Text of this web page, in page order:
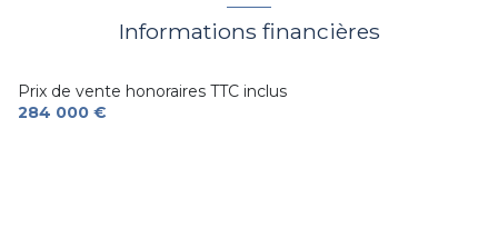
Informations financières
Prix de vente honoraires TTC inclus
284 000 €